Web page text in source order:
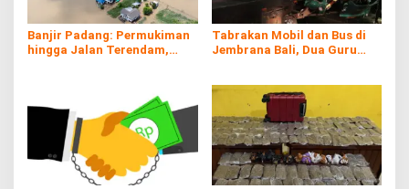
Banjir Padang: Permukiman
hingga Jalan Terendam,
Tabrakan Mobil dan Bus di
Jembrana Bali, Dua Guru